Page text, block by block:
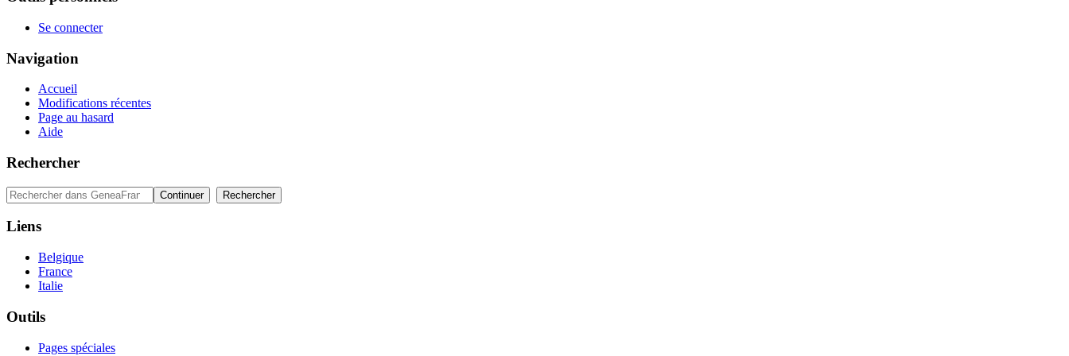
Se connecter
Navigation
Accueil
Modifications récentes
Page au hasard
Aide
Rechercher
Liens
Belgique
France
Italie
Outils
Pages spéciales